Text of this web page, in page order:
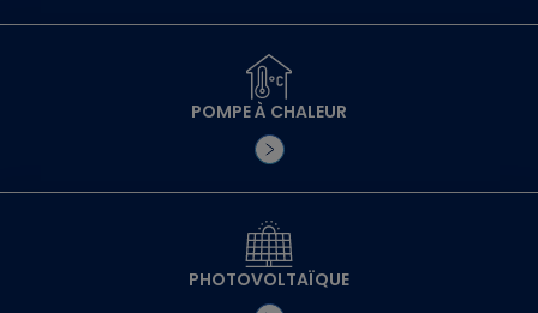
POMPE À CHALEUR
PHOTOVOLTAÏQUE